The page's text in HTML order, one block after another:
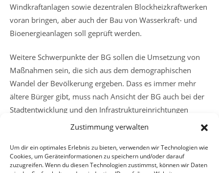
Zustimmung verwalten
Um dir ein optimales Erlebnis zu bieten, verwenden wir Technologien wie
Cookies, um Geräteinformationen zu speichern und/oder darauf
zuzugreifen. Wenn du diesen Technologien zustimmst, können wir Daten
Windkraftanlagen sowie dezentralen Blockheizkraftwerken
voran bringen, aber auch der Bau von Wasserkraft- und
Bioenergieanlagen soll geprüft werden.
Weitere Schwerpunkte der BG sollen die Umsetzung von
Maßnahmen sein, die sich aus dem demographischen
Wandel der Bevölkerung ergeben. Dass es immer mehr
ältere Bürger gibt, muss nach Ansicht der BG auch bei der
Stadtentwicklung und den Infrastruktureinrichtungen
berücksichtigt werden.
Weitere
Artikel
Vorheriger Beitrag